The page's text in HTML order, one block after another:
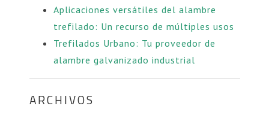
Aplicaciones versátiles del alambre
trefilado: Un recurso de múltiples usos
Trefilados Urbano: Tu proveedor de
alambre galvanizado industrial
ARCHIVOS